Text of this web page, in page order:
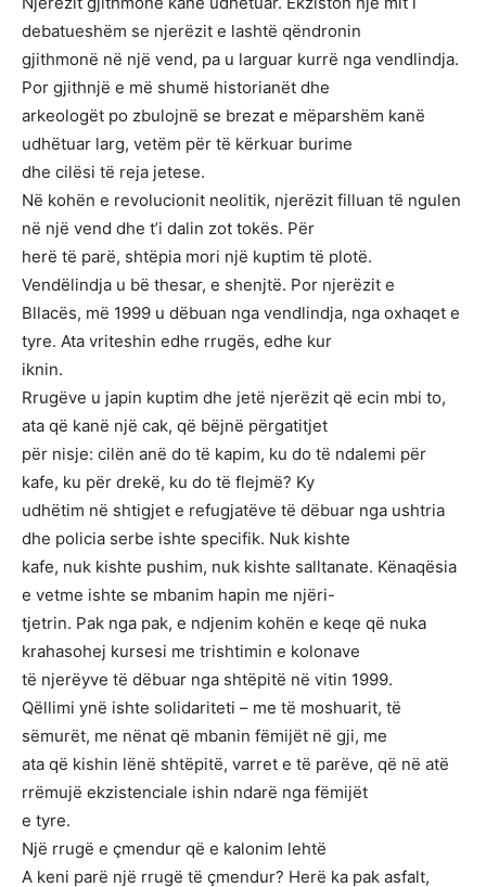
debatueshëm se njerëzit e lashtë qëndronin
gjithmonë në një vend, pa u larguar kurrë nga vendlindja.
Por gjithnjë e më shumë historianët dhe
arkeologët po zbulojnë se brezat e mëparshëm kanë
udhëtuar larg, vetëm për të kërkuar burime
dhe cilësi të reja jetese.
Në kohën e revolucionit neolitik, njerëzit filluan të ngulen
në një vend dhe t’i dalin zot tokës. Për
herë të parë, shtëpia mori një kuptim të plotë.
Vendëlindja u bë thesar, e shenjtë. Por njerëzit e
Bllacës, më 1999 u dëbuan nga vendlindja, nga oxhaqet e
tyre. Ata vriteshin edhe rrugës, edhe kur
iknin.
Rrugëve u japin kuptim dhe jetë njerëzit që ecin mbi to,
ata që kanë një cak, që bëjnë përgatitjet
për nisje: cilën anë do të kapim, ku do të ndalemi për
kafe, ku për drekë, ku do të flejmë? Ky
udhëtim në shtigjet e refugjatëve të dëbuar nga ushtria
dhe policia serbe ishte specifik. Nuk kishte
kafe, nuk kishte pushim, nuk kishte salltanate. Kënaqësia
e vetme ishte se mbanim hapin me njëri-
tjetrin. Pak nga pak, e ndjenim kohën e keqe që nuka
krahasohej kursesi me trishtimin e kolonave
të njerëyve të dëbuar nga shtëpitë në vitin 1999.
Qëllimi ynë ishte solidariteti – me të moshuarit, të
sëmurët, me nënat që mbanin fëmijët në gji, me
ata që kishin lënë shtëpitë, varret e të parëve, që në atë
rrëmujë ekzistenciale ishin ndarë nga fëmijët
e tyre.
Një rrugë e çmendur që e kalonim lehtë
A keni parë një rrugë të çmendur? Herë ka pak asfalt,